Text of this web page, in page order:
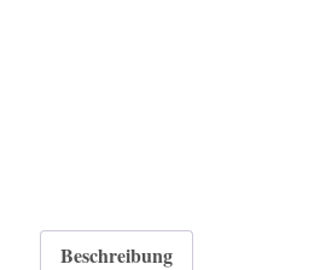
Beschreibung